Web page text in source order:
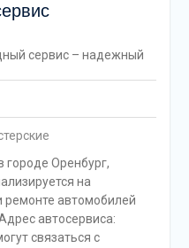
сервис – надежный
городе Оренбург,
на
автомобилей
автосервиса:
связаться с